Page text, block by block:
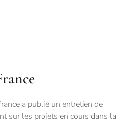
a publié un entretien de
sur les projets en cours dans la